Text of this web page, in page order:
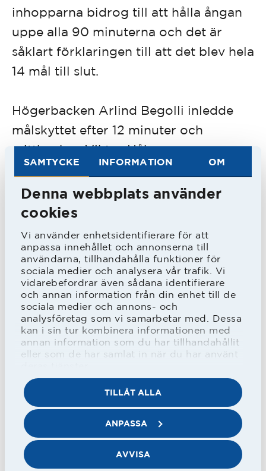
SAMTYCKE INFORMATION OM
Denna webbplats använder
cookies
Vi använder enhetsidentifierare för att
anpassa innehållet och annonserna till
användarna, tillhandahålla funktioner för
sociala medier och analysera vår trafik. Vi
vidarebefordrar även sådana identifierare
och annan information från din enhet till de
sociala medier och annons- och
analysföretag som vi samarbetar med. Dessa
kan i sin tur kombinera informationen med
annan information som du har tillhandahållit
eller som de har samlat in när du har använt
TILLÅT ALLA
ANPASSA
AVVISA
inhopparna bidrog till att hålla ångan
uppe alla 90 minuterna och det är
såklart förklaringen till att det blev hela
14 mål till slut.
Högerbacken Arlind Begolli inledde
målskyttet efter 12 minuter och
mittbacken Viktor Håkansson
avslutade det efter 85. Alla målskyttar
finns listade längre ner i artikeln.
Häägg för fem fina mål och till
assisterande tränaren i HBK U17, Tony
Andersson som stod i mål för RGIF…
och var deras främste spelare även om
han inte helt kunde stå emot sina
adepters målkanonad.
HBK U17 – Ränneslövs GIF A 14-0 (5-
0)
Mål: Hampus Häägg 5, Arlind Begolli 2,
Viktor Håkansson 2, Eldin Becirovic 1,
Johan Gudmundsson 1, Nils Thelander